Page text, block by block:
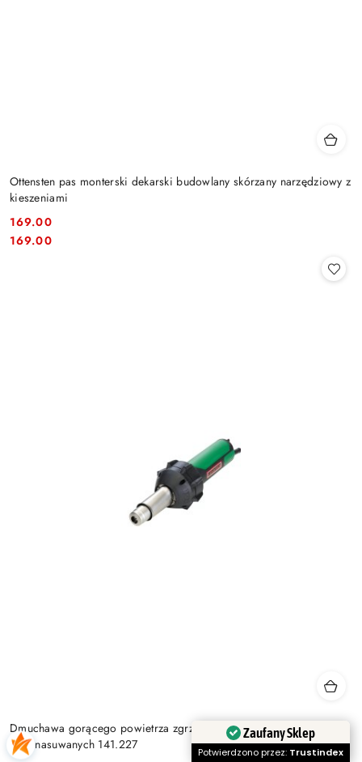
Ottensten pas monterski dekarski budowlany skórzany narzędziowy z
kieszeniami
Cena:
169.00
Cena:
169.00
Dmuchawa gorącego powietrza zgrzewarka Leister TRIAC ST - do
dysz nasuwanych 141.227
Zaufany Sklep
Potwierdzono przez: Trustindex